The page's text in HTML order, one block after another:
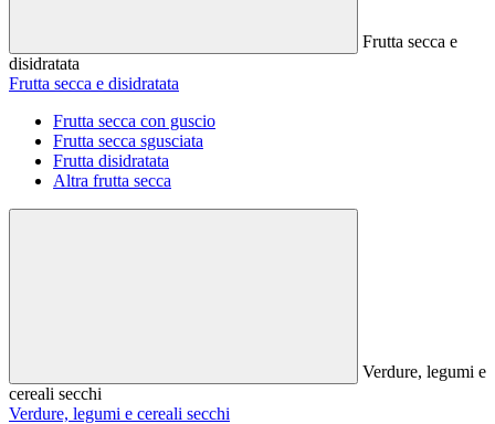
Frutta secca e
disidratata
Frutta secca e disidratata
Frutta secca con guscio
Frutta secca sgusciata
Frutta disidratata
Altra frutta secca
Verdure, legumi e
cereali secchi
Verdure, legumi e cereali secchi